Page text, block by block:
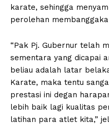
karate, sehingga
perolehan
“Pak Pj. Gubernur telah
sementara yang dicapai
beliau adalah latar
Karate, maka tentu
prestasi ini degan
lebih baik lagi kualitas
latihan para atlet kita,”